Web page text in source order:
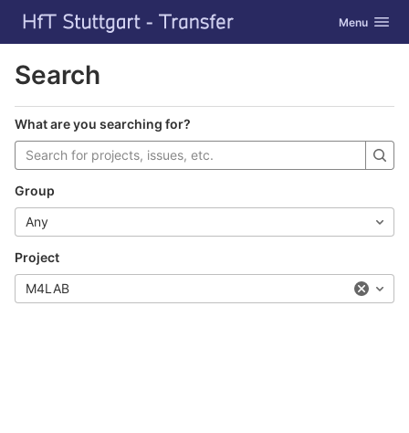
Skip to content
GitLab Toggle
Menu
Search
What are you searching for?
Group
Any
Project
M4LAB